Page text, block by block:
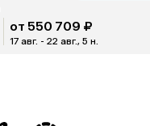
от 550 709 ₽
17 авг. - 22 авг., 5 н.